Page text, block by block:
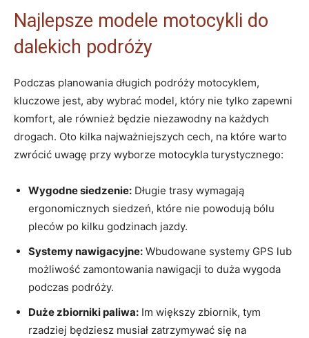
Najlepsze modele motocykli do
dalekich podróży
Podczas planowania długich podróży motocyklem,
kluczowe jest, aby wybrać model, który nie tylko zapewni
komfort, ale również będzie niezawodny na każdych
drogach. Oto kilka najważniejszych cech, na które warto
zwrócić uwagę przy wyborze motocykla turystycznego:
Wygodne siedzenie: Długie trasy wymagają
ergonomicznych siedzeń, które nie powodują bólu
pleców po kilku godzinach jazdy.
Systemy nawigacyjne: Wbudowane systemy GPS lub
możliwość zamontowania nawigacji to duża wygoda
podczas podróży.
Duże zbiorniki paliwa: Im większy zbiornik, tym
rzadziej będziesz musiał zatrzymywać się na